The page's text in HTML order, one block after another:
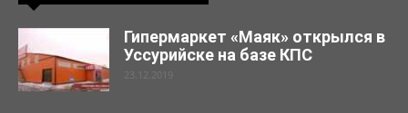
Гипермаркет «Маяк» открылся в
Уссурийске на базе КПС
23.12.2019